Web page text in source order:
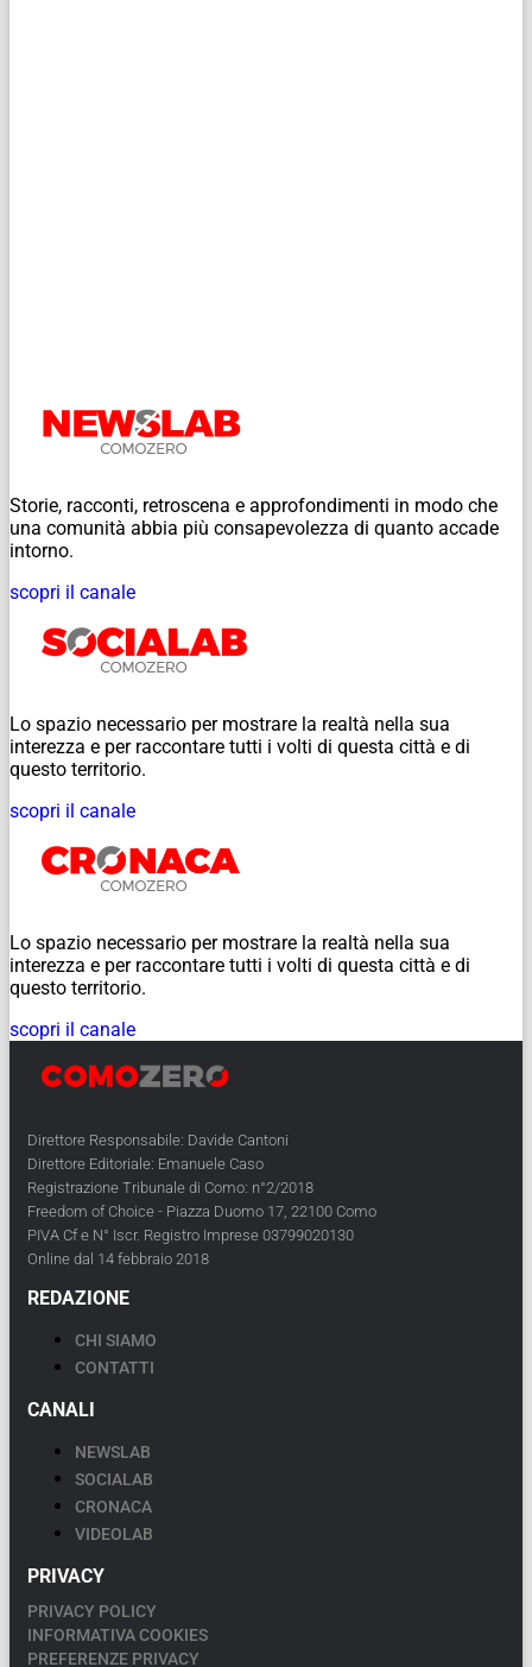
Storie, racconti, retroscena e approfondimenti in modo che
una comunità abbia più consapevolezza di quanto accade
intorno.
scopri il canale
Lo spazio necessario per mostrare la realtà nella sua
interezza e per raccontare tutti i volti di questa città e di
questo territorio.
scopri il canale
Lo spazio necessario per mostrare la realtà nella sua
interezza e per raccontare tutti i volti di questa città e di
questo territorio.
scopri il canale
Direttore Responsabile: Davide Cantoni
Direttore Editoriale: Emanuele Caso
Registrazione Tribunale di Como: n°2/2018
Freedom of Choice - Piazza Duomo 17, 22100 Como
PIVA Cf e N° Iscr. Registro Imprese 03799020130
Online dal 14 febbraio 2018
REDAZIONE
CHI SIAMO
CONTATTI
CANALI
NEWSLAB
SOCIALAB
CRONACA
VIDEOLAB
PRIVACY
PRIVACY POLICY
INFORMATIVA COOKIES
PREFERENZE PRIVACY